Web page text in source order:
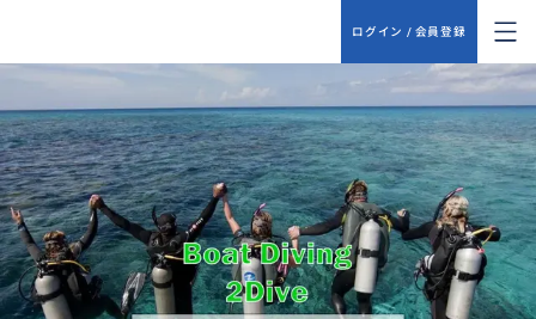
ログイン / 会員登録